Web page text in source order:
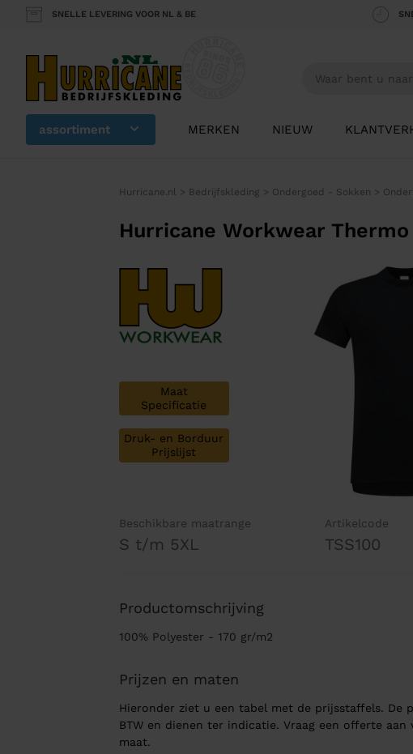
SNELLE LEVERING VOOR NL & BE
assortiment MERKEN NIEUW
Hurricane.nl > Bedrijfskleding > Ondergoed - Sokken >
Hurricane Workwear
Maat
Specificatie
Druk- en Borduur
Prijslijst
Beschikbare maatrange
S t/m 5XL
Artikelcode
TSS100
Productomschrijving
100% Polyester - 170 gr/m2
Prijzen en maten
Hieronder ziet u een tabel met de prijsstaffels. De
BTW en dienen ter indicatie. Vraag een offerte aan
maat.